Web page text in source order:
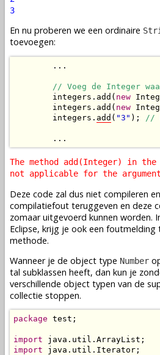
3
En nu proberen we een ordinaire
toevoegen:
        ...
// Voeg de Integer
        integers.add(
new
        integers.add(
new
        integers.
add ( "3" ); //
        ...
The method add(Integer) in
not applicable for the
Deze code zal dus niet compileren
compilatiefout teruggeven en deze
zomaar uitgevoerd kunnen worden.
Eclipse, krijg je ook een foutmelding
methode.
Wanneer je de object type Number
tal subklassen heeft, dan kun je
verschillende object typen van de
collectie stoppen.
package test;
import
import